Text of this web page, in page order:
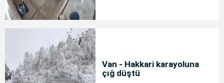
Van - Hakkari karayoluna
çığ düştü